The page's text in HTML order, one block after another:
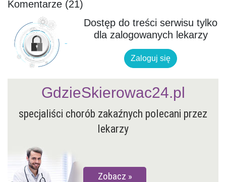
Komentarze (21)
Dostęp do treści serwisu tylko
dla zalogowanych lekarzy
Zaloguj się
specjaliści chorób zakaźnych polecani przez
lekarzy
Zobacz
GdzieSkierowac24.pl